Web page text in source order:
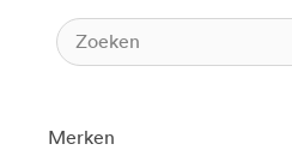
Merken